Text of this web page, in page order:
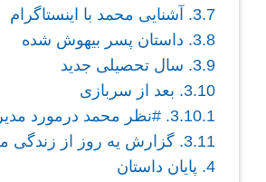
3.7.
آشنایی محمد با اینستاگرام
3.8. داستان پسر بیهوش شده
3.9. سال تحصیلی جدید
3.10. بعد از سربازی
3.10.1. #نظر محمد درمورد
3.11. گزارش یه روز از زندگی
4. پایان داستان